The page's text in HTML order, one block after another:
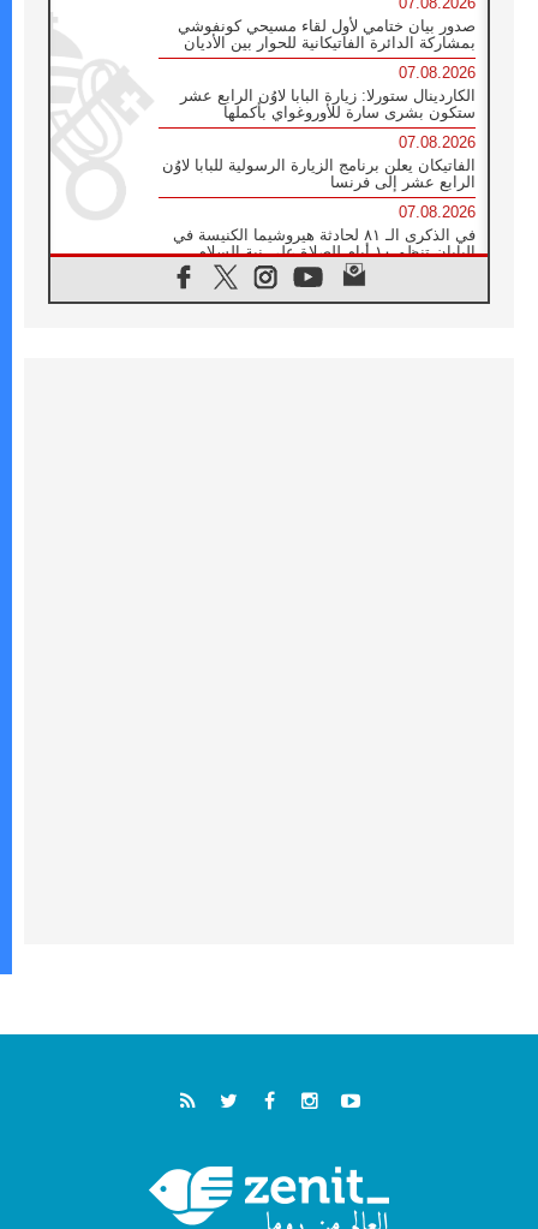
صدور بيان ختامي لأول لقاء مسيحي كونفوشي
بمشاركة الدائرة الفاتيكانية للحوار بين الأديان
07.08.2026
الكاردينال ستورلا: زيارة البابا لاوُن الرابع عشر
ستكون بشرى سارة للأوروغواي بأكملها
07.08.2026
الفاتيكان يعلن برنامج الزيارة الرسولية للبابا لاوُن
الرابع عشر إلى فرنسا
07.08.2026
في الذكرى الـ ٨١ لحادثة هيروشيما الكنيسة في
اليابان تنظم ١٠ أيام للصلاة على نية السلام
الكنيسة في الأوروغواي: زيارة البابا ستعزز